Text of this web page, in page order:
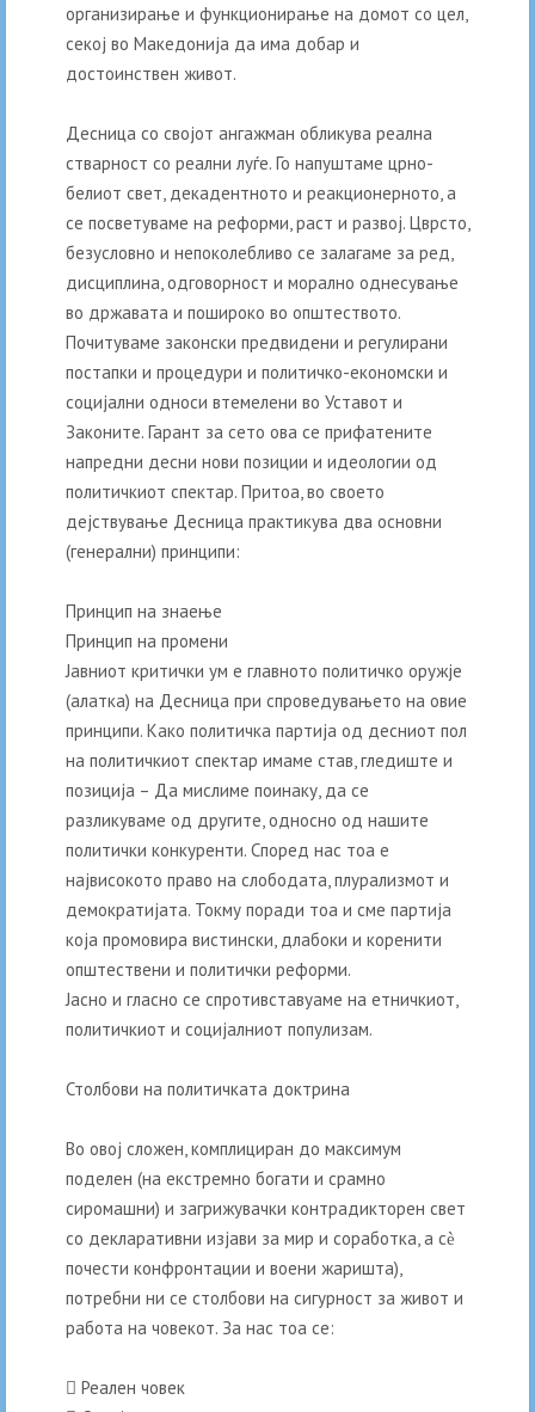
организирање и функционирање на домот со цел,
секој во Македонија да има добар и
достоинствен живот.
Десница со својот ангажман обликува реална
стварност со реални луѓе. Го напуштаме црно-
белиот свет, декадентното и реакционерното, а
се посветуваме на реформи, раст и развој. Цврсто,
безусловно и непоколебливо се залагаме за ред,
дисциплина, одговорност и морално однесување
во државата и пошироко во општеството.
Почитуваме законски предвидени и регулирани
постапки и процедури и политичко-економски и
социјални односи втемелени во Уставот и
Законите. Гарант за сето ова се прифатените
напредни десни нови позиции и идеологии од
политичкиот спектар. Притоа, во своето
дејствување Десница практикува два основни
(генерални) принципи:
Принцип на знаење
Принцип на промени
Јавниот критички ум е главното политичко оружје
(алатка) на Десница при спроведувањето на овие
принципи. Како политичка партија од десниот пол
на политичкиот спектар имаме став, гледиште и
позиција – Да мислиме поинаку, да се
разликуваме од другите, односно од нашите
политички конкуренти. Според нас тоа е
највисокото право на слободата, плурализмот и
демократијата. Токму поради тоа и сме партија
која промовира вистински, длабоки и коренити
општествени и политички реформи.
Јасно и гласно се спротивставуаме на етничкиот,
политичкиот и социјалниот популизам.
Столбови на политичката доктрина
Во овој сложен, комплициран до максимум
поделен (на екстремно богати и срамно
сиромашни) и загрижувачки контрадикторен свет
со декларативни изјави за мир и соработка, а сѐ
почести конфронтации и воени жаришта),
потребни ни се столбови на сигурност за живот и
работа на човекот. За нас тоа се:
 Реален човек